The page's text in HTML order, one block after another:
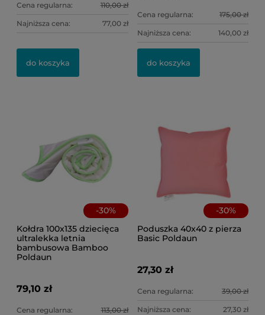
Cena regularna: 110,00 zł
Najniższa cena: 77,00 zł
do koszyka
Cena regularna: 175,00 zł
Najniższa cena: 140,00 zł
do koszyka
-30%
Kołdra 100x135 dziecięca
ultralekka letnia
bambusowa Bamboo
Poldaun
79,10 zł
Cena regularna: 113,00 zł
-30%
Poduszka 40x40 z pierza
Basic Poldaun
27,30 zł
Cena regularna: 39,00 zł
Najniższa cena: 27,30 zł